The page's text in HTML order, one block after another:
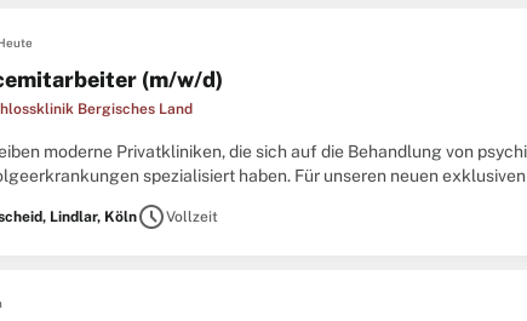
(m/w/d)
Bergisches Land
moderne Privatkliniken, die sich auf die Behandlung von
spezialisiert haben. Für unseren neuen
Lindlar, KölnscheduleVollzeit